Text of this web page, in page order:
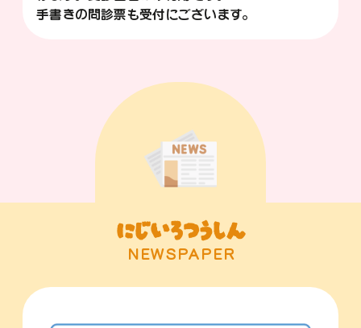
手書きの問診票も受付にございます。
にじいろつうしん
NEWSPAPER